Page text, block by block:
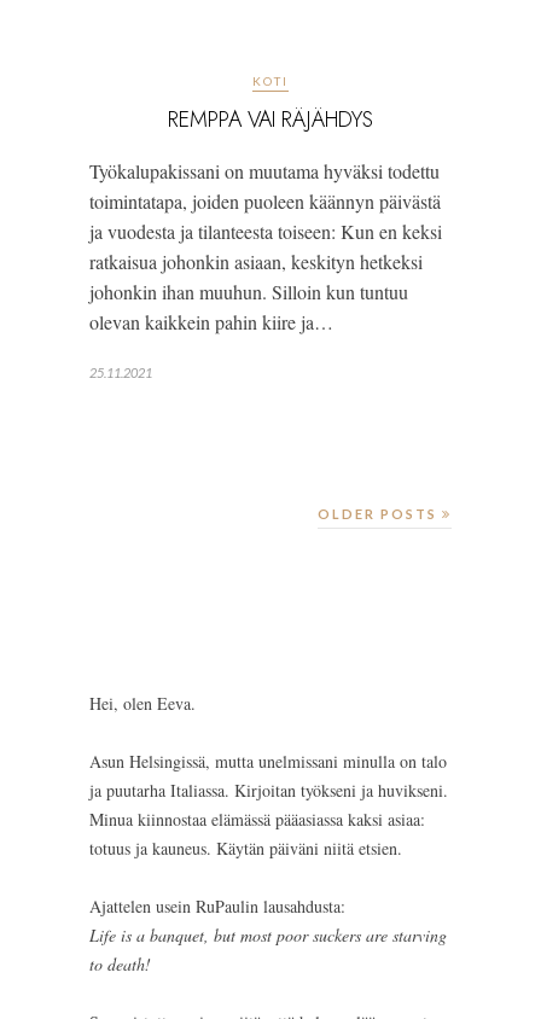
KOTI
REMPPA VAI RÄJÄHDYS
Työkalupakissani on muutama hyväksi todettu
toimintatapa, joiden puoleen käännyn päivästä
ja vuodesta ja tilanteesta toiseen: Kun en keksi
ratkaisua johonkin asiaan, keskityn hetkeksi
johonkin ihan muuhun. Silloin kun tuntuu
olevan kaikkein pahin kiire ja…
25.11.2021
OLDER POSTS
Hei, olen Eeva.
Asun Helsingissä, mutta unelmissani minulla on talo
ja puutarha Italiassa. Kirjoitan työkseni ja huvikseni.
Minua kiinnostaa elämässä pääasiassa kaksi asiaa:
totuus ja kauneus. Käytän päiväni niitä etsien.
Ajattelen usein RuPaulin lausahdusta:
Life is a banquet, but most poor suckers are starving
to death!